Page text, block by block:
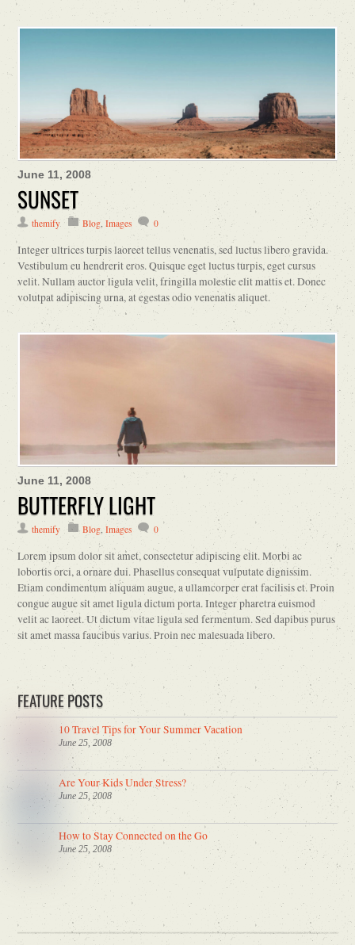
June 11, 2008
SUNSET
themify Blog,Images 0
Integer ultrices turpis laoreet tellus venenatis, sed luctus libero gravida.
Vestibulum eu hendrerit eros. Quisque eget luctus turpis, eget cursus
velit. Nullam auctor ligula velit, fringilla molestie elit mattis et. Donec
volutpat adipiscing urna, at egestas odio venenatis aliquet.
June 11, 2008
BUTTERFLY LIGHT
themify Blog,Images 0
Lorem ipsum dolor sit amet, consectetur adipiscing elit. Morbi ac
lobortis orci, a ornare dui. Phasellus consequat vulputate dignissim.
Etiam condimentum aliquam augue, a ullamcorper erat facilisis et. Proin
congue augue sit amet ligula dictum porta. Integer pharetra euismod
velit ac laoreet. Ut dictum vitae ligula sed fermentum. Sed dapibus purus
sit amet massa faucibus varius. Proin nec malesuada libero.
FEATURE POSTS
10 Travel Tips for Your Summer Vacation
June 25, 2008
Are Your Kids Under Stress?
June 25, 2008
How to Stay Connected on the Go
June 25, 2008